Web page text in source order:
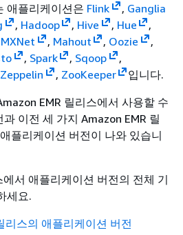
애플리케이션은 Flink , Ganglia
, Hadoop , Hive , Hue
,
MXNet , Mahout , Oozie
,
, Spark , Sqoop
,
Zeppelin , ZooKeeper
입니다.
EMR 릴리스에서 사용할 수
이전 세 가지 Amazon EMR 릴
플리케이션 버전이 나와 있습니
서 애플리케이션 버전의 전체 기
세요.
리스의 애플리케이션 버전